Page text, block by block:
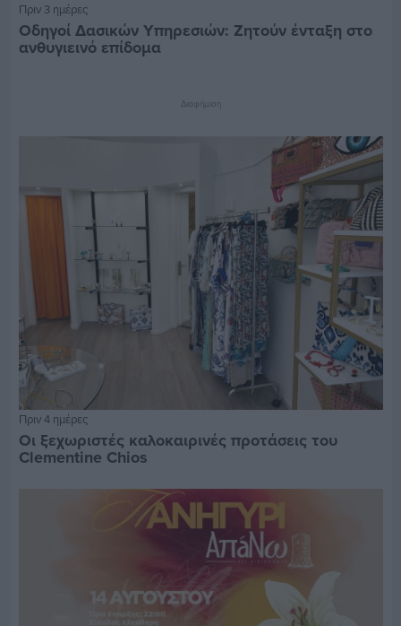
Πριν 3 ημέρες
Οδηγοί Δασικών Υπηρεσιών: Ζητούν ένταξη στο
ανθυγιεινό επίδομα
Διαφήμιση
Πριν 4 ημέρες
Οι ξεχωριστές καλοκαιρινές προτάσεις του
Clementine Chios